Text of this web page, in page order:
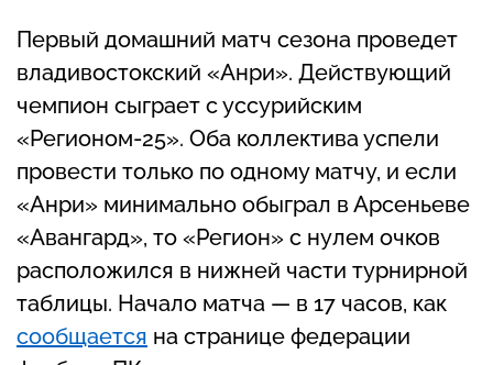
Первый домашний матч сезона проведет
владивостокский «Анри». Действующий
чемпион сыграет с уссурийским
«Регионом-25». Оба коллектива успели
провести только по одному матчу, и если
«Анри» минимально обыграл в Арсеньеве
«Авангард», то «Регион» с нулем очков
расположился в нижней части турнирной
таблицы. Начало матча — в 17 часов, как
сообщается на странице федерации